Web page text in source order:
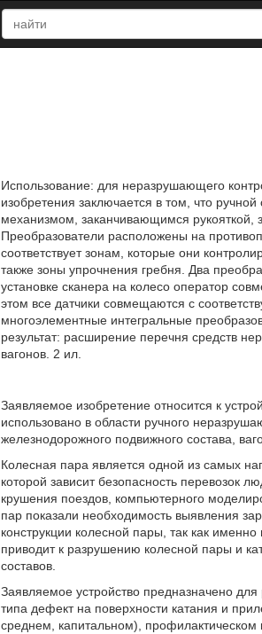
Использование: для неразрушающего
изобретения заключается в том, что
механизмом, заканчивающимся рукояткой,
Преобразователи расположены на
соответствует зонам, которые они
также зоны упрочнения гребня. Два
установке сканера на колесо оператор
этом все датчики совмещаются с
многоэлементные интегральные
результат: расширение перечня средств
вагонов. 2 ил.
Заявляемое изобретение относится к
использовано в области ручного
железнодорожного подвижного состава,
Колесная пара является одной из самых
которой зависит безопасность перевозок
крушения поездов, компьютерного
пар показали необходимость выявления
конструкции колесной пары, так как
приводит к разрушению колесной пары и
составов.
Заявляемое устройство предназначено
типа дефект на поверхности катания и
среднем, капитальном), профилактическом